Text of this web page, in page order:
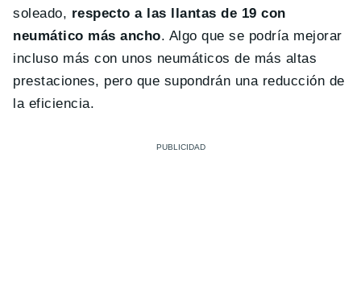
soleado, respecto a las llantas de 19 con
neumático más ancho. Algo que se podría mejorar
incluso más con unos neumáticos de más altas
prestaciones, pero que supondrán una reducción de
la eficiencia.